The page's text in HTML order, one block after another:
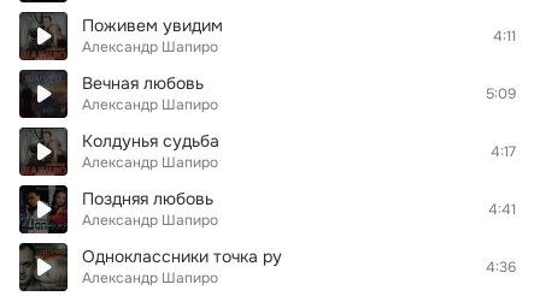
Поживем увидим
Александр Шапиро
4:11
Вечная любовь
Александр Шапиро
5:09
Колдунья судьба
Александр Шапиро
4:17
Поздняя любовь
Александр Шапиро
4:41
Одноклассники точка ру
Александр Шапиро
4:36